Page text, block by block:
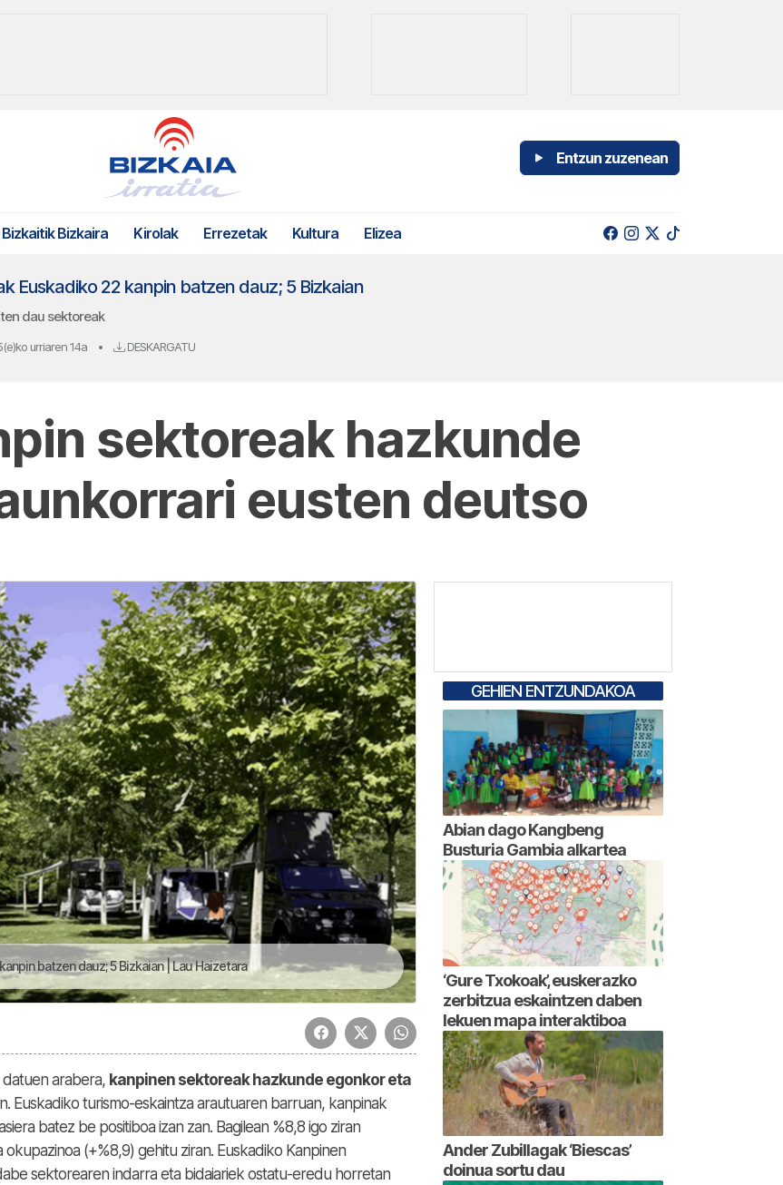
Entzun zuzenean
Bizkaitik Bizkaira Kirolak Errezetak Kultura Elizea
Euskadiko 22 kanpin batzen dauz; 5 Bizkaian
dau sektoreak
urriaren 14a • DESKARGATU
sektoreak hazkunde
eusten deutso
batzen dauz; 5 Bizkaian | Lau Haizetara
arabera, kanpinen sektoreak hazkunde egonkor eta
Euskadiko turismo-eskaintza arautuaren barruan, kanpinak
batez be positiboa izan zan. Bagilean %8,8 igo ziran
(+%8,9) gehitu ziran. Euskadiko Kanpinen
sektorearen indarra eta bidaiariek ostatu-eredu horretan
GEHIEN ENTZUNDAKOA
Abian dago Kangbeng
Busturia Gambia alkartea
‘Gure Txokoak’, euskerazko
zerbitzua eskaintzen daben
lekuen mapa interaktiboa
Ander Zubillagak ‘Biescas’
doinua sortu dau